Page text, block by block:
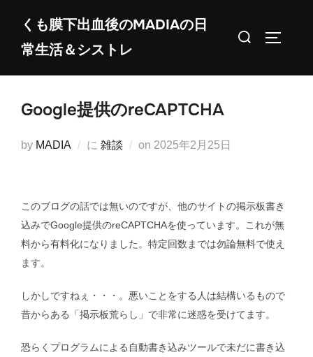
くも膜下出血後のMADIAの日
常生活＆シストレ
検
Google提供のreCAPTCHA
by MADIA に 雑談 on 投
2025年2月25日
このブログの話では無いのですが、他のサイトの掲示板書き
込みでGoogle提供のreCAPTCHAを使っています。これが無
料から有料化になりました。特定回数までは勿論無料で使え
ます。
しかしですねぇ・・・。悪いことをする人は結構いるもので
昔からある「掲示板荒らし」で非常に迷惑を受けてます。
恐らくプログラムによる自動書き込みツールで未だに書き込